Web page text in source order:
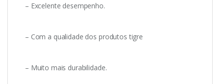
– Excelente desempenho.
– Com a qualidade dos produtos tigre
– Muito mais durabilidade.